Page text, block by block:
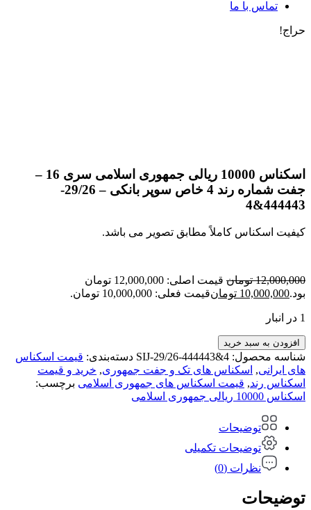
تماس با ما
حراج!
اسکناس 10000 ریالی جمهوری اسلامی سری 16 –
جفت شماره رند 4 خاص سوپر بانکی – 29/26-
444443&4
کیفیت اسکناس کاملاً مطابق تصویر می باشد.
12,000,000 تومان
قیمت اصلی: 12,000,000 تومان
بود.10,000,000 تومانقیمت فعلی: 10,000,000 تومان.
1 در انبار
افزودن به سبد خرید
شناسه محصول: SIJ-29/26-444443&4 دسته‌بندی: قیمت اسکناس
های ایرانی, اسکناس های تک و جفت جمهوری, خرید و قیمت
اسکناس رند, قیمت اسکناس های جمهوری اسلامی برچسب:
اسکناس 10000 ریالی جمهوری اسلامی
توضیحات
توضیحات تکمیلی
نظرات (0)
توضیحات